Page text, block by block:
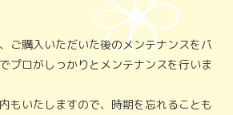
ご購入いただいた後のメンテナンスをパ
プロがしっかりとメンテナンスを行いま
もいたしますので、時期を忘れることも